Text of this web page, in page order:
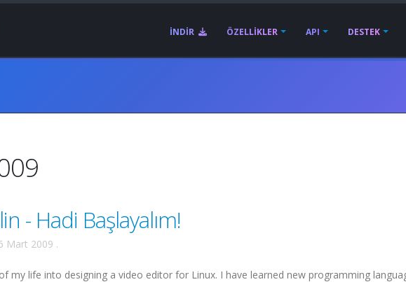
İNDIR ÖZELLIKLER API DESTEK
- Hadi Başlayalım!
Mart 2009 .
my life into designing a video editor for Linux. I have learned new programming